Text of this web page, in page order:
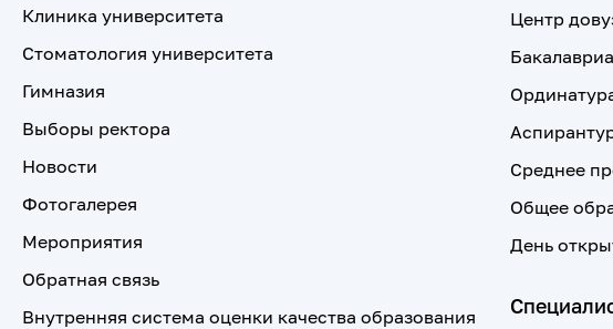
Клиника университета
Стоматология университета
Гимназия
Выборы ректора
Новости
Фотогалерея
Мероприятия
Обратная связь
Внутренняя система оценки качества образования
Центр
Среднее
Общее
День